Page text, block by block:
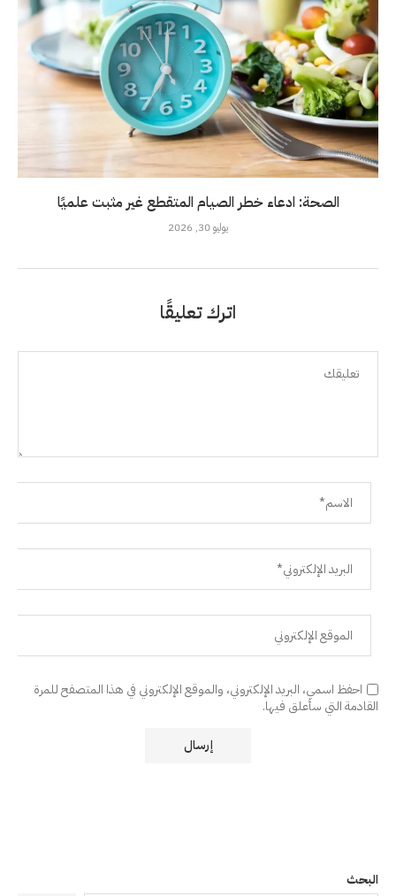
الصحة: ادعاء خطر الصيام المتقطع غير مثبت علميًا
يوليو 30, 2026
اترك تعليقًا
احفظ اسمي، البريد الإلكتروني، والموقع الإلكتروني في هذا المتصفح للمرة
القادمة التي سأعلق فيها.
البحث